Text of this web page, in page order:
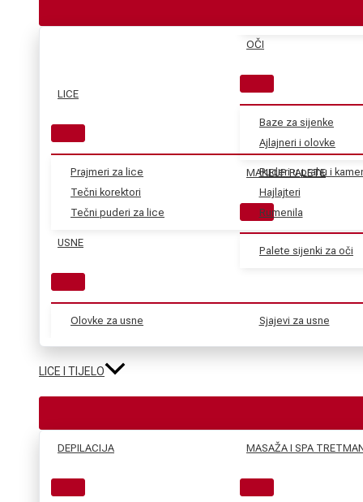
LICE
Prajmeri za lice
Tečni korektori
Tečni puderi za lice
Puderi u prahu i
Hajlajteri
Rumenila
USNE
Olovke za usne Sjajevi za usne
OČI
Baze za sijenke
Ajlajneri i olovke
MAKEUP PALETE
Palete sijenki za oči
LICE I TIJELO
DEPILACIJA MASAŽA I SPA